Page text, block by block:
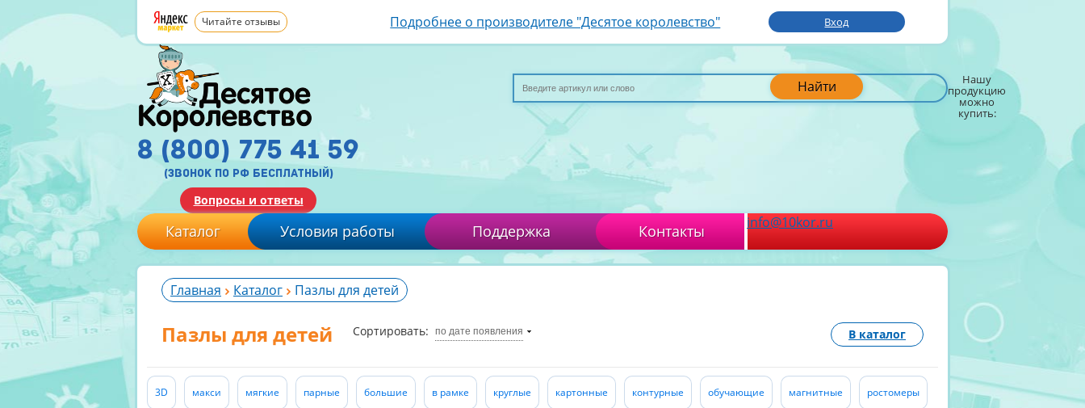
Читайте отзывы Подробнее о производителе "Десятое королевство" Вход
Найти Нашу
продукцию
можно
купить:
8 (800) 775 41 59
(звонок по рф бесплатный)
Вопросы и ответы
Каталог Условия работы Поддержка Контакты info@10kor.ru
Главная Каталог Пазлы для детей
Пазлы для детей Сортировать: по дате появления В каталог
3D макси мягкие парные большие в рамке круглые картонные контурные обучающие магнитные ростомеры